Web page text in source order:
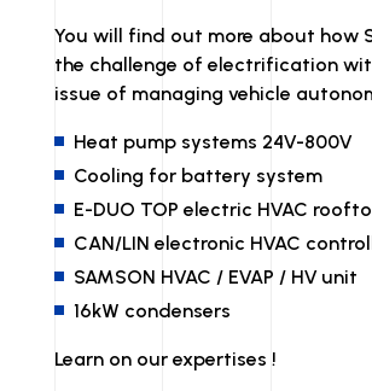
You will find out more about how
the challenge of electrification
issue of managing vehicle
Heat pump systems 24V-800V
Cooling for battery system
E-DUO TOP electric HVAC
CAN/LIN electronic HVAC
SAMSON HVAC / EVAP / HV unit
16kW condensers
Learn on our expertises !